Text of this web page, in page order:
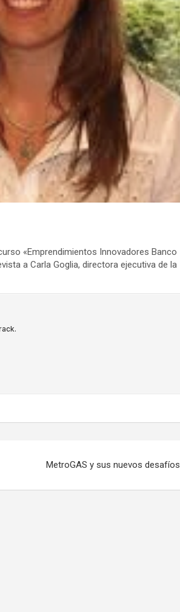
«Emprendimientos Innovadores Banco
a Carla Goglia, directora ejecutiva de la
MetroGAS y sus nuevos desafíos